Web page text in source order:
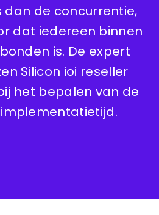
dan de concurrentie,
dat iedereen binnen
is. De expert
Silicon ioi reseller
het bepalen van de